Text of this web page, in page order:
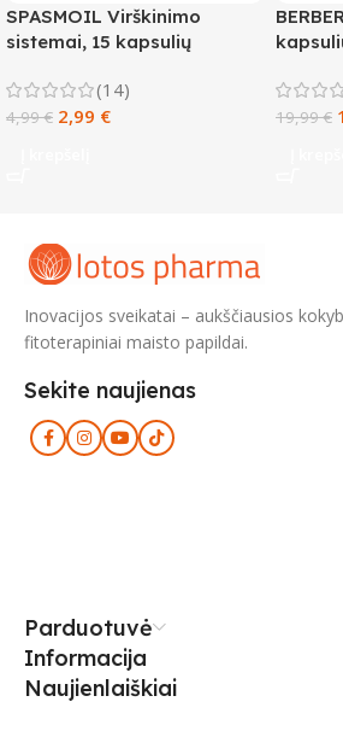
SPASMOIL Virškinimo
sistemai, 15 kapsulių
(14)
4,99€ 2,99 € 19,99€
Inovacijos sveikatai – aukščiausios
fitoterapiniai maisto papildai.
Sekite naujienas
Parduotuvė
Informacija
Naujienlaiškiai